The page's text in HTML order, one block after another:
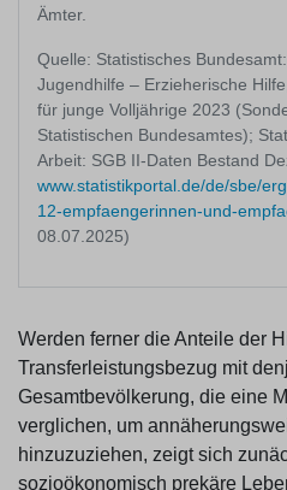
Ämter.
Quelle: Statistisches
Jugendhilfe – Erzieherische
für junge Volljährige 2023
Statistischen Bundesamtes);
Arbeit: SGB II-Daten Bestand
www.statistikportal.de/de/sbe/
12-empfaengerinnen-und-
08.07.2025)
Werden ferner die Anteile der
Transferleistungsbezug mit
Gesamtbevölkerung, die eine
verglichen, um
hinzuzuziehen, zeigt sich
sozioökonomisch prekäre